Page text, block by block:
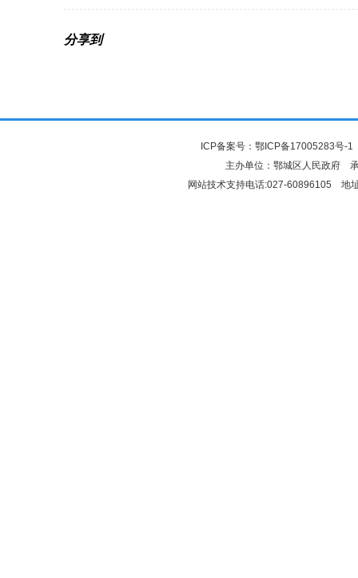
分享到
ICP备案号： 鄂ICP备17005283号-1
主办单位：鄂城区人民政府
网站技术支持电话:027-60896105 地